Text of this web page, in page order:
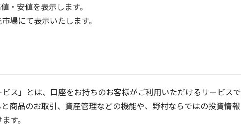
0
500
0
500
・安値を表示します。
場にて表示いたします。
ビス」とは、口座をお持ちのお客様がご利用いただけるサービスで
商品のお取引、資産管理などの機能や、野村ならではの投資情報
す。